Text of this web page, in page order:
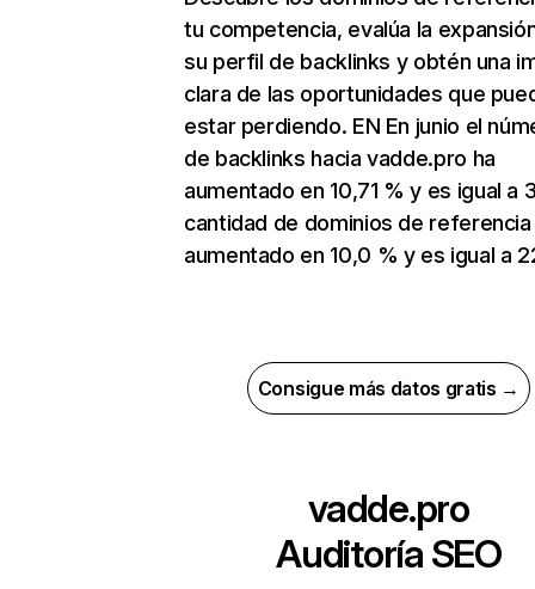
tu competencia, evalúa la
su perfil de backlinks y obtén una
clara de las oportunidades que
estar perdiendo. EN En junio el
de backlinks hacia vadde.pro ha
aumentado en 10,71 % y es igual a
cantidad de dominios de referencia
aumentado en 10,0 % y es igual a
Consigue más datos gratis →
vadde.pro
Auditoría SEO